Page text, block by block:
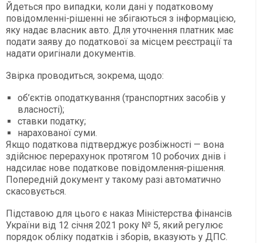
Йдеться про випадки, коли дані у податковому
повідомленні-рішенні не збігаються з інформацією,
яку надає власник авто. Для уточнення платник має
подати заяву до податкової за місцем реєстрації та
надати оригінали документів.
Звірка проводиться, зокрема, щодо:
об’єктів оподаткування (транспортних засобів у
власності);
ставки податку;
нарахованої суми.
Якщо податкова підтверджує розбіжності — вона
здійснює перерахунок протягом 10 робочих днів і
надсилає нове податкове повідомлення-рішення.
Попередній документ у такому разі автоматично
скасовується.
Підставою для цього є наказ Міністерства фінансів
України від 12 січня 2021 року № 5, який регулює
порядок обліку податків і зборів, вказують у ДПС.